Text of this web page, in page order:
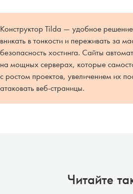
Конструктор Tilda — удобное решение
вникать в тонкости и переживать за
безопасность хостинга. Сайты
на мощных серверах, которые
с ростом проектов, увеличением их
атаковать веб-страницы.
Читайте